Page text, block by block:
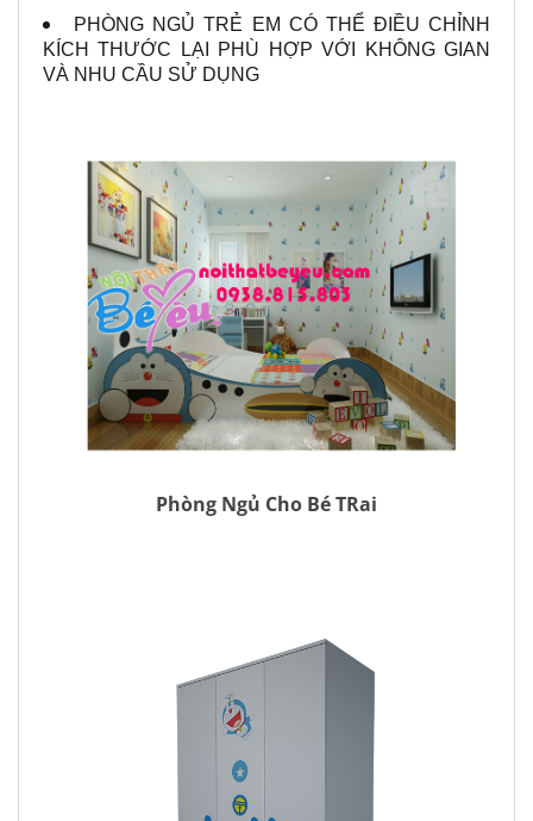
PHÒNG NGỦ TRẺ EM CÓ THỂ ĐIỀU CHỈNH
KÍCH THƯỚC LẠI PHÙ HỢP VỚI KHÔNG GIAN
VÀ NHU CẦU SỬ DỤNG
Phòng Ngủ Cho Bé TRai